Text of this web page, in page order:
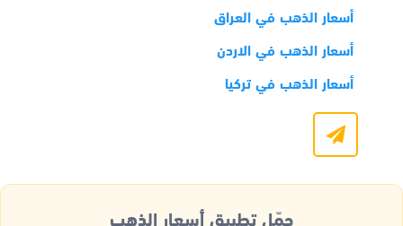
أسعار الذهب في العراق
أسعار الذهب في الاردن
أسعار الذهب في تركيا
حمّل تطبيق أسعار الذهب